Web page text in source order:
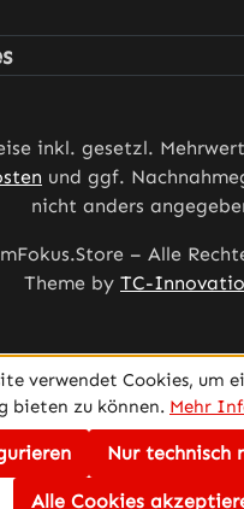
inkl. gesetzl.
und ggf.
nicht anders
– Alle
Theme by TC-
verwendet Cookies, um
bieten zu können. Mehr
Nur technisch
Alle Cookies